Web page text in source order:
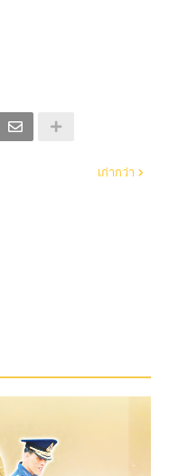
เก่ากว่า